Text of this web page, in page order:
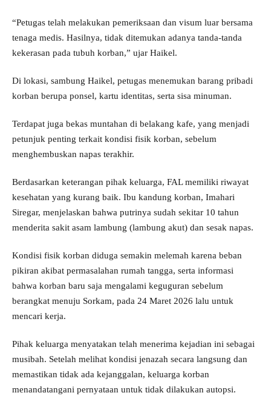
“Petugas telah melakukan pemeriksaan dan visum luar bersama
tenaga medis. Hasilnya, tidak ditemukan adanya tanda-tanda
kekerasan pada tubuh korban,” ujar Haikel.
Di lokasi, sambung Haikel, petugas menemukan barang pribadi
korban berupa ponsel, kartu identitas, serta sisa minuman.
Terdapat juga bekas muntahan di belakang kafe, yang menjadi
petunjuk penting terkait kondisi fisik korban, sebelum
menghembuskan napas terakhir.
Berdasarkan keterangan pihak keluarga, FAL memiliki riwayat
kesehatan yang kurang baik. Ibu kandung korban, Imahari
Siregar, menjelaskan bahwa putrinya sudah sekitar 10 tahun
menderita sakit asam lambung (lambung akut) dan sesak napas.
Kondisi fisik korban diduga semakin melemah karena beban
pikiran akibat permasalahan rumah tangga, serta informasi
bahwa korban baru saja mengalami keguguran sebelum
berangkat menuju Sorkam, pada 24 Maret 2026 lalu untuk
mencari kerja.
Pihak keluarga menyatakan telah menerima kejadian ini sebagai
musibah. Setelah melihat kondisi jenazah secara langsung dan
memastikan tidak ada kejanggalan, keluarga korban
menandatangani pernyataan untuk tidak dilakukan autopsi.